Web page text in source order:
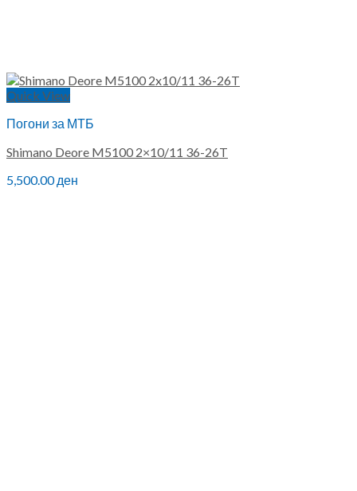
Quick View
Погони за МТБ
Shimano Deore M5100 2×10/11 36-26T
5,500.00ден